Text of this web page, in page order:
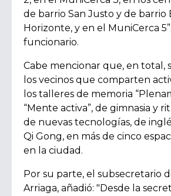
de barrio San Justo y de barrio
Horizonte, y en el MuniCerca 5”
funcionario.
Cabe mencionar que, en total,
los vecinos que comparten
los talleres de memoria
“Mente activa”, de gimnasia y
de nuevas tecnologías, de
Qi Gong, en más de cinco
en la ciudad.
Por su parte, el subsecretario
Arriaga, añadió: "Desde la